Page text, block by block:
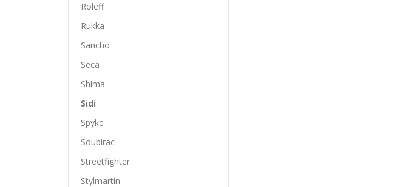
Roleff
Rukka
Sancho
Seca
Shima
Sidi
Spyke
Soubirac
Streetfighter
Stylmartin